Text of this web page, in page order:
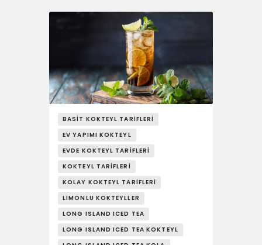
BASIT KOKTEYL TARIFLERI
EV YAPIMI KOKTEYL
EVDE KOKTEYL TARIFLERI
KOKTEYL TARIFLERI
KOLAY KOKTEYL TARIFLERI
LIMONLU KOKTEYLLER
LONG ISLAND ICED TEA
LONG ISLAND ICED TEA KOKTEYL